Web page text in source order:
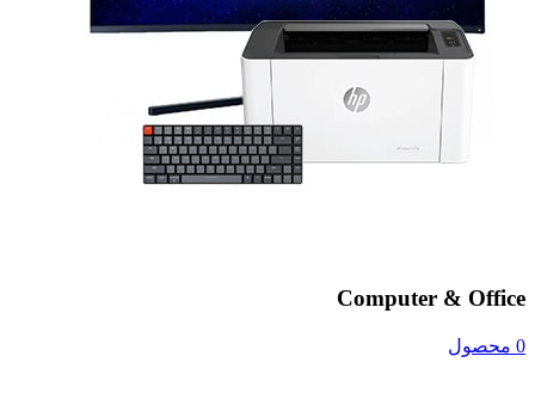
Computer & Office
0 محصول